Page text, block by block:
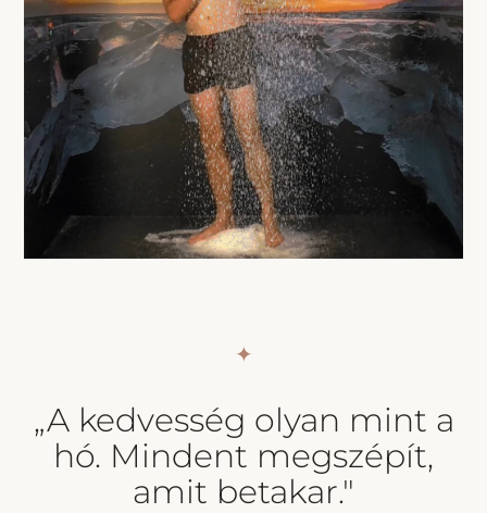
✦
„A kedvesség olyan mint a
hó. Mindent megszépít,
amit betakar."